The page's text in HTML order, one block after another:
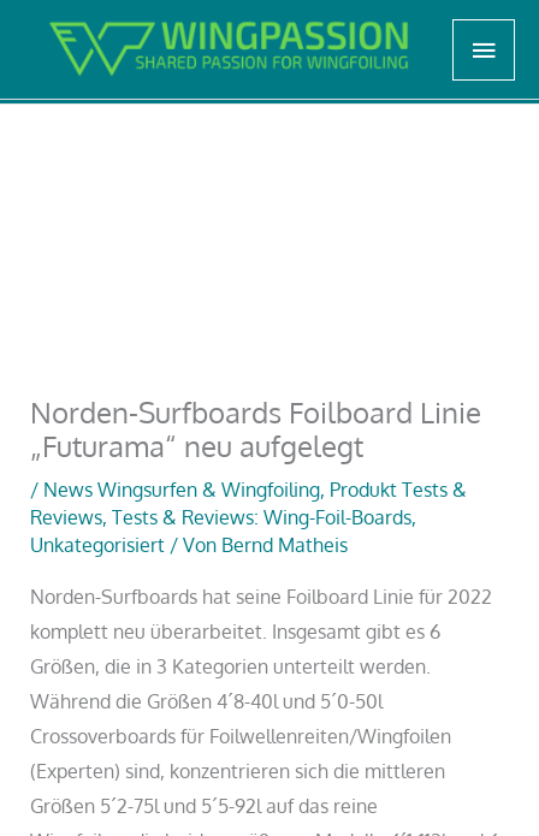
Start
Unkategorisiert
Norden-Surfboards Foilboard Linie „Futurama“ neu
aufgelegt
Norden-Surfboards Foilboard Linie
„Futurama“ neu aufgelegt
/ News Wingsurfen & Wingfoiling, Produkt Tests &
Reviews,Tests & Reviews: Wing-Foil-Boards,
Unkategorisiert / Von Bernd Matheis
Norden-Surfboards hat seine Foilboard Linie für 2022
komplett neu überarbeitet. Insgesamt gibt es 6
Größen, die in 3 Kategorien unterteilt werden.
Während die Größen 4´8-40l und 5´0-50l
Crossoverboards für Foilwellenreiten/Wingfoilen
(Experten) sind, konzentrieren sich die mittleren
Größen 5´2-75l und 5´5-92l auf das reine